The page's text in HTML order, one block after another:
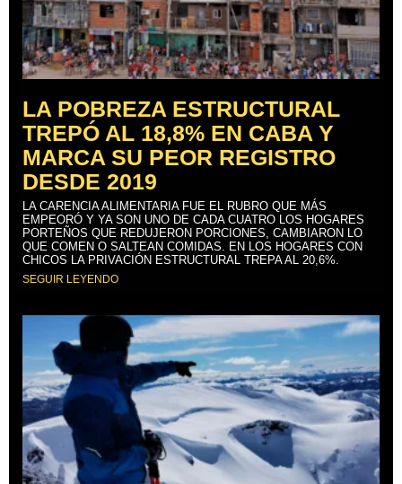
LA POBREZA ESTRUCTURAL
TREPÓ AL 18,8% EN CABA Y
MARCA SU PEOR REGISTRO
DESDE 2019
LA CARENCIA ALIMENTARIA FUE EL RUBRO QUE MÁS
EMPEORÓ Y YA SON UNO DE CADA CUATRO LOS HOGARES
PORTEÑOS QUE REDUJERON PORCIONES, CAMBIARON LO
QUE COMEN O SALTEAN COMIDAS. EN LOS HOGARES CON
CHICOS LA PRIVACIÓN ESTRUCTURAL TREPA AL 20,6%.
SEGUIR LEYENDO